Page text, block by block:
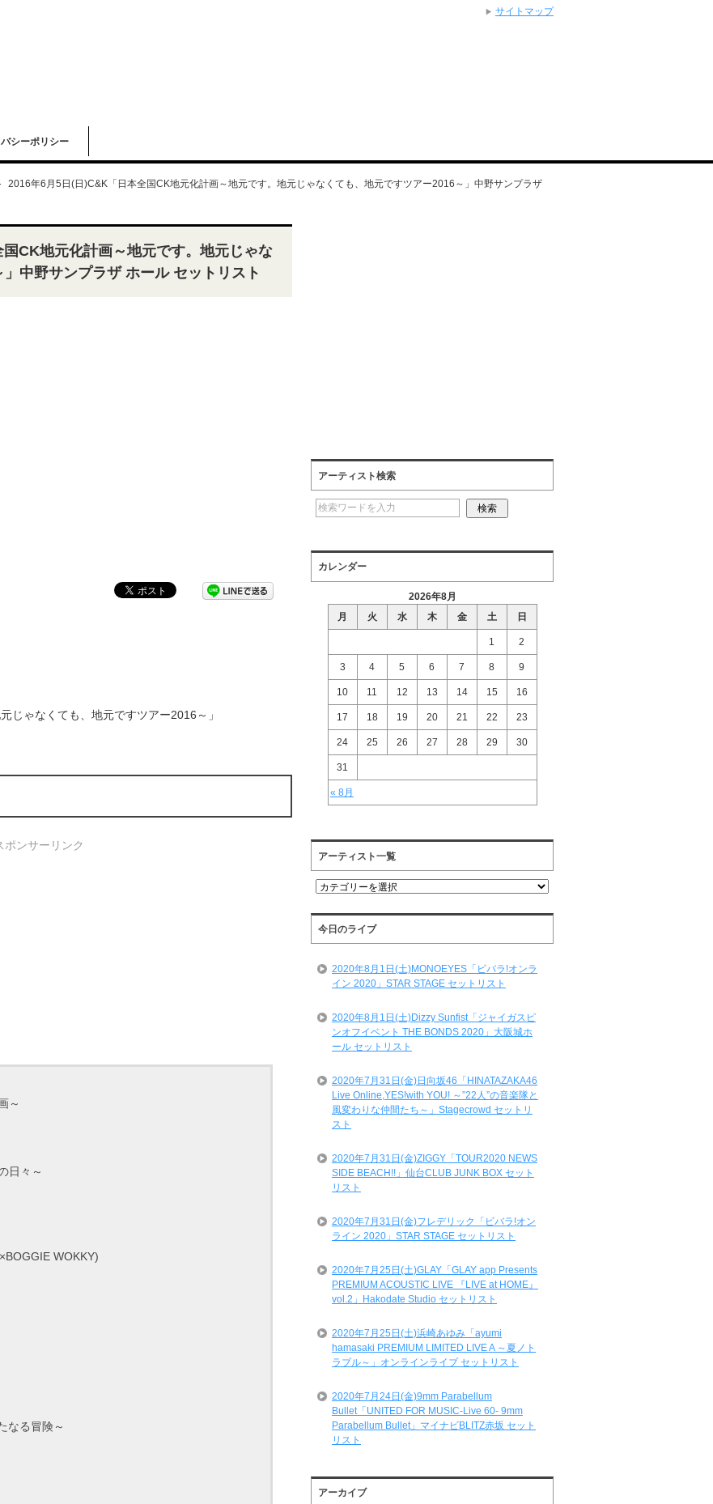
シーポリシー
2016年6月5日(日)C&K「日本全国CK地元化計画～地元です。地元じゃなくても、地元ですツアー2016～」中野サンプラザ
CK地元化計画～地元です。地元じゃな
中野サンプラザ ホール セットリスト
じゃなくても、地元ですツアー2016～」
ポンサーリンク
～
日々～
WOKKY)
なる冒険～
アーティスト検索
カレンダー
2026年8月
月
火 水 木 金 土 日
« 8月
1 2
3 4 5 6 7 8 9
10 11 12 13 14 15 16
17 18 19 20 21 22 23
24 25 26 27 28 29 30
31
アーティスト一覧
ア
テ
ィ
ス
一
今日のライブ
2020年8月1日(土)MONOEYES「ビバラ!オンラ
イン 2020」STAR STAGE セットリスト
2020年8月1日(土)Dizzy Sunfist「ジャイガスピ
ンオフイベント THE BONDS 2020」大阪城ホ
ール セットリスト
2020年7月31日(金)日向坂46「HINATAZAKA46
Live Online,YES!with YOU! ～”22人”の音楽隊と
風変わりな仲間たち～」Stagecrowd セットリ
スト
2020年7月31日(金)ZIGGY「TOUR2020 NEWS
SIDE BEACH!!」仙台CLUB JUNK BOX セット
リスト
2020年7月31日(金)フレデリック「ビバラ!オン
ライン 2020」STAR STAGE セットリスト
2020年7月25日(土)GLAY「GLAY app Presents
PREMIUM ACOUSTIC LIVE 『LIVE at HOME』
vol.2」Hakodate Studio セットリスト
2020年7月25日(土)浜崎あゆみ「ayumi
hamasaki PREMIUM LIMITED LIVE A ～夏ノト
ラブル～」オンラインライブ セットリスト
2020年7月24日(金)9mm Parabellum
Bullet「UNITED FOR MUSIC-Live 60- 9mm
Parabellum Bullet」マイナビBLITZ赤坂 セット
リスト
アーカイブ
サイトマップ